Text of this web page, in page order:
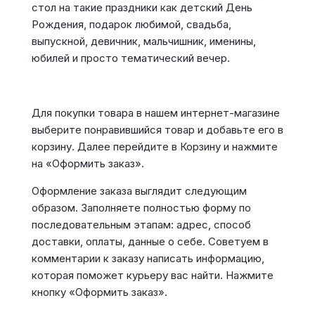
стол на такие праздники как детский День
Рождения, подарок любимой, свадьба,
выпускной, девичник, мальчишник, именины,
юбилей и просто тематический вечер.
Для покупки товара в нашем интернет-магазине
выберите понравившийся товар и добавьте его в
корзину. Далее перейдите в Корзину и нажмите
на «Оформить заказ».
Оформление заказа выглядит следующим
образом. Заполняете полностью форму по
последовательным этапам: адрес, способ
доставки, оплаты, данные о себе. Советуем в
комментарии к заказу написать информацию,
которая поможет курьеру вас найти. Нажмите
кнопку «Оформить заказ».